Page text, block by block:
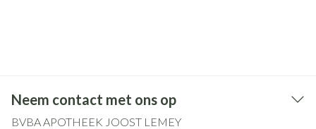
Neem contact met ons op
BVBA APOTHEEK JOOST LEMEY